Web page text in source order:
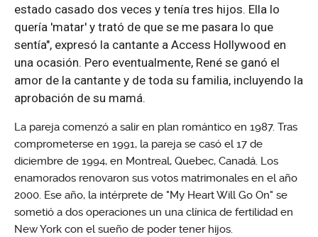
estado casado dos veces y tenía tres hijos. Ella lo
quería 'matar' y trató de que se me pasara lo que
sentía", expresó la cantante a Access Hollywood en
una ocasión. Pero eventualmente, René se ganó el
amor de la cantante y de toda su familia, incluyendo la
aprobación de su mamá.
La pareja comenzó a salir en plan romántico en 1987. Tras
comprometerse en 1991, la pareja se casó el 17 de
diciembre de 1994, en Montreal, Quebec, Canadá. Los
enamorados renovaron sus votos matrimonales en el año
2000. Ese año, la intérprete de "My Heart Will Go On" se
sometió a dos operaciones un una clínica de fertilidad en
New York con el sueño de poder tener hijos.